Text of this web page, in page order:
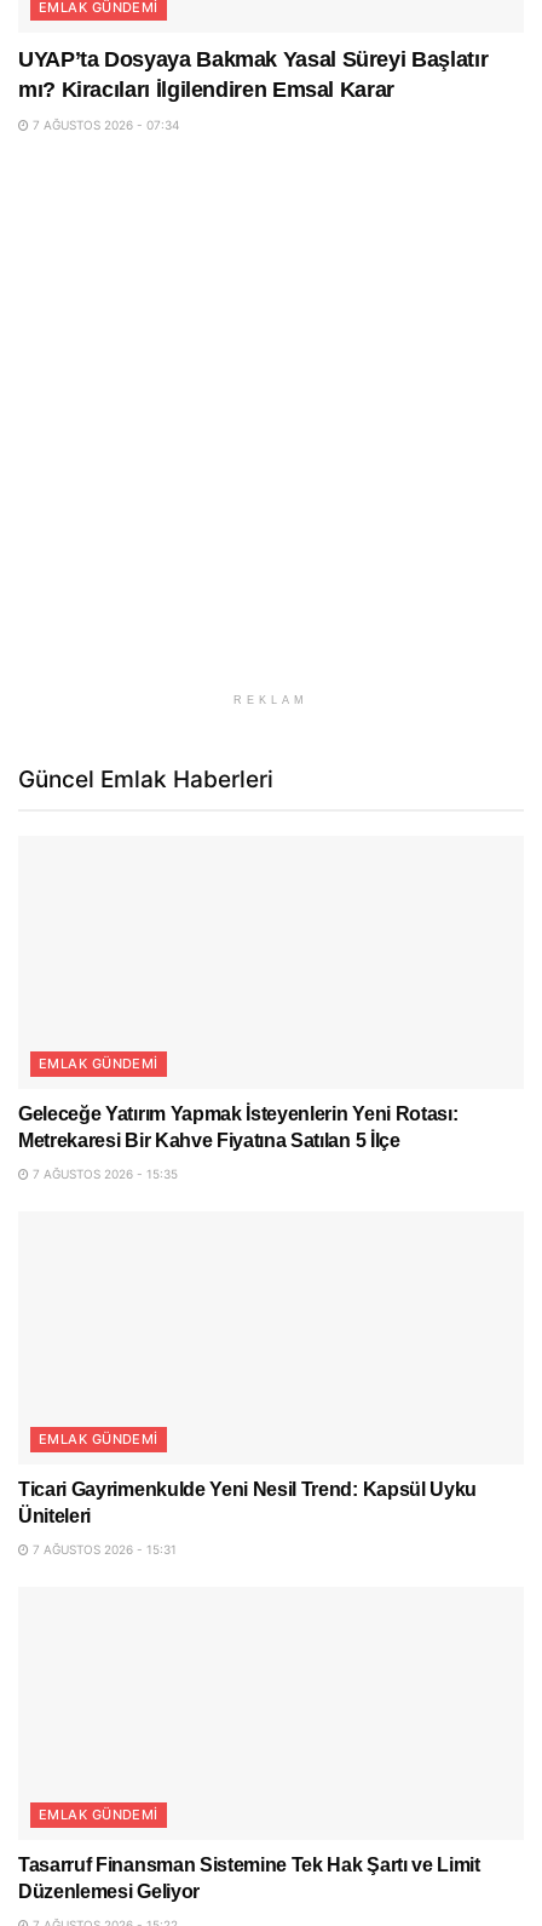
EMLAK GÜNDEMI
UYAP’ta Dosyaya Bakmak Yasal Süreyi Başlatır
mı? Kiracıları İlgilendiren Emsal Karar
7 AĞUSTOS 2026 - 07:34
REKLAM
Güncel Emlak Haberleri
EMLAK GÜNDEMI
Geleceğe Yatırım Yapmak İsteyenlerin Yeni Rotası:
Metrekaresi Bir Kahve Fiyatına Satılan 5 İlçe
7 AĞUSTOS 2026 - 15:35
EMLAK GÜNDEMI
Ticari Gayrimenkulde Yeni Nesil Trend: Kapsül Uyku
Üniteleri
7 AĞUSTOS 2026 - 15:31
EMLAK GÜNDEMI
Tasarruf Finansman Sistemine Tek Hak Şartı ve Limit
Düzenlemesi Geliyor